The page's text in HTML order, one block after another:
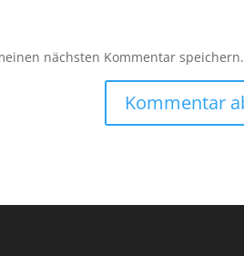
nächsten Kommentar speichern.